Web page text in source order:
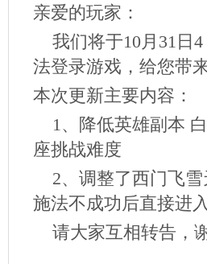
亲爱的玩家：
我们将于10月31日4
法登录游戏，给您带
本次更新主要内容：
1、降低英雄副本
座挑战难度
2、调整了西门飞雪
施法不成功后直接进
请大家互相转告，